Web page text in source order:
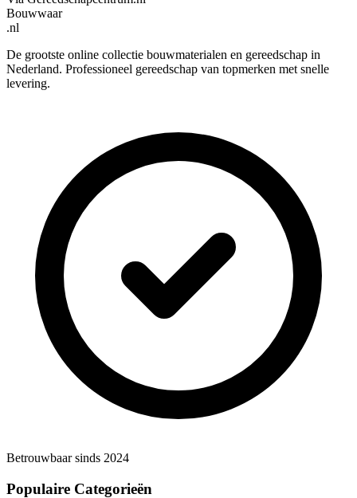
Bouwwaar
.nl
De grootste online collectie bouwmaterialen en gereedschap in
Nederland. Professioneel gereedschap van topmerken met snelle
levering.
Betrouwbaar sinds 2024
Populaire Categorieën